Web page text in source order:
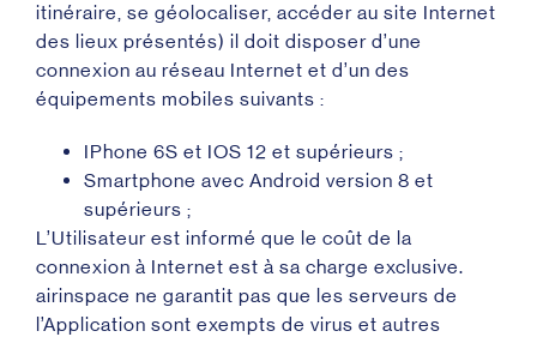
itinéraire, se géolocaliser, accéder au site Internet
des lieux présentés) il doit disposer d’une
connexion au réseau Internet et d’un des
équipements mobiles suivants :
IPhone 6S et IOS 12 et supérieurs ;
Smartphone avec Android version 8 et
supérieurs ;
L’Utilisateur est informé que le coût de la
connexion à Internet est à sa charge exclusive.
airinspace ne garantit pas que les serveurs de
l’Application sont exempts de virus et autres